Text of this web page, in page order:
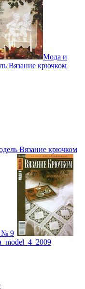
Мода и
Вязание крючком
Вязание крючком
№ 9